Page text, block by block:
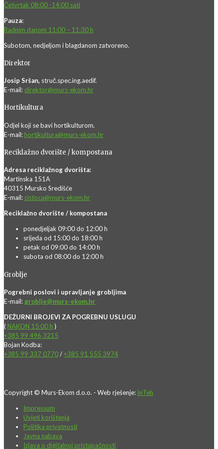
Četvrtak 08:00 -14:00 sati
Pauza:
Radnim danom 11:00 – 11:30 h
Subotom, nedjeljom i blagdanom zatvoreno.
Direktor
Josip Sršan, struč.spec.ing.aedif.
E-mail: direktor@murs-ekom.hr
Hortikultura
Odjel koji se bavi hortikulturom.
E-mail: hortikultura@murs-ekom.hr
Reciklažno dvorište / kompostana
Adresa reciklažnog dvorišta:
Martinska 151A
40315 Mursko Središće
E-mail: cistoca@murs-ekom.hr
Reciklažno dvorište / kompostana
ponedjeljak 09:00 do 12:00 h
srijeda od 15:00 do 18:00 h
petak od 09:00 do 14:00 h
subota od 08:00 do 12:00 h
Groblje
Pogrebni poslovi i upravljanje grobljima
E-mail: groblje@murs-ekom.hr
DEŽURNI BROJEVI ZA POGREBNU USLUGU
( NAKON 15:00 h )
+385 99 496 3215
Bojan Kodba:
+385 99 337 0770/+385 91 555 3974
Copyright © Murs-Ekom d.o.o. - Web rješenje: InTeh
Impressum
Uvjeti korištenja
Politika privatnosti
Javna nabava
Izjava o digitalnoj pristupačnosti